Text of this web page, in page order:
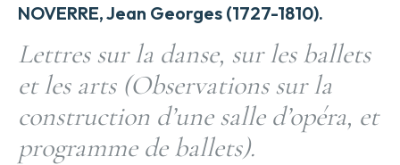
NOVERRE, Jean Georges (1727-1810).
Lettres sur la danse, sur les ballets
et les arts (Observations sur la
construction d’une salle d’opéra, et
programme de ballets).